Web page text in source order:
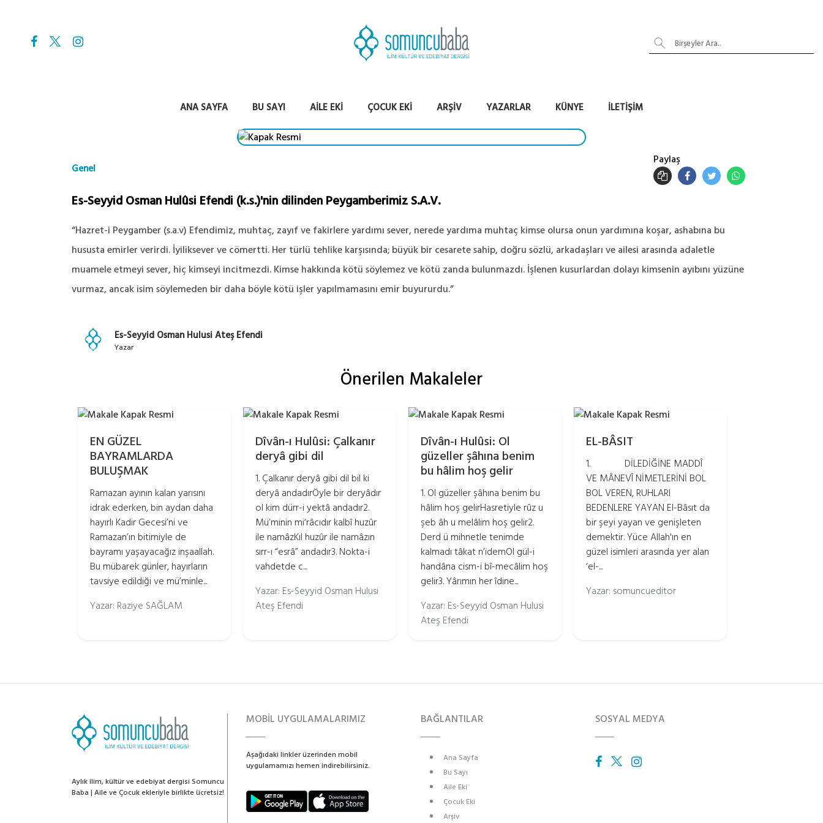
ANA SAYFA BU SAYI AILE EKI ÇOCUK EKI ARŞIV YAZARLAR KÜNYE İLETIŞIM
Genel
Paylaş
Es-Seyyid Osman Hulûsi Efendi (k.s.)'nin dilinden Peygamberimiz S.A.V.
“Hazret-i Peygamber (s.a.v) Efendimiz, muhtaç, zayıf ve fakirlere yardımı sever, nerede yardıma muhtaç kimse olursa onun yardımına koşar, ashabına bu
hususta emirler verirdi. İyiliksever ve cömertti. Her türlü tehlike karşısında; büyük bir cesarete sahip, doğru sözlü, arkadaşları ve ailesi arasında adaletle
muamele etmeyi sever, hiç kimseyi incitmezdi. Kimse hakkında kötü söylemez ve kötü zanda bulunmazdı. İşlenen kusurlardan dolayı kimsenin ayıbını yüzüne
vurmaz, ancak isim söylemeden bir daha böyle kötü işler yapılmamasını emir buyururdu.”
Es-Seyyid Osman Hulusi Ateş Efendi
Yazar
Önerilen Makaleler
EN GÜZEL
BAYRAMLARDA
BULUŞMAK
Ramazan ayının kalan yarısını
idrak ederken, bin aydan daha
hayırlı Kadir Gecesi’ni ve
Ramazan’ın bitimiyle de
bayramı yaşayacağız inşaallah.
Bu mübarek günler, hayırların
tavsiye edildiği ve mü’minle...
Yazar: Raziye SAĞLAM
Dîvân-ı Hulûsi: Çalkanır
deryâ gibi dil
1. Çalkanır deryâ gibi dil bil ki
deryâ andadırÖyle bir deryâdır
ol kim dürr-i yektâ andadır2.
Mü’minin mi‘râcıdır kalbî huzûr
ile namâzKıl huzûr ile namâzın
sırr-ı “esrâ” andadır3. Nokta-i
vahdetde c...
Yazar: Es-Seyyid Osman Hulusi
Ateş Efendi
Dîvân-ı Hulûsi: Ol
güzeller şâhına benim
bu hâlim hoş gelir
1. Ol güzeller şâhına benim bu
hâlim hoş gelirHasretiyle rûz u
şeb âh u melâlim hoş gelir2.
Derd ü mihnetle tenimde
kalmadı tâkat n’idemOl gül-i
handâna cism-i bî-mecâlim hoş
gelir3. Yârımın her îdine...
Yazar: Es-Seyyid Osman Hulusi
Ateş Efendi
EL-BÂSIT
1. DİLEDİĞİNE MADDÎ
VE MÂNEVÎ NİMETLERİNİ BOL
BOL VEREN, RUHLARI
BEDENLERE YAYAN El-Bâsıt da
bir şeyi yayan ve genişleten
demektir. Yüce Allah'ın en
güzel isimleri arasında yer alan
‘el-...
Yazar: somuncueditor
Aylık ilim, kültür ve edebiyat dergisi Somuncu
Baba | Aile ve Çocuk ekleriyle birlikte ücretsiz!
MOBİL UYGULAMALARIMIZ
Aşağıdaki linkler üzerinden mobil
uygulamamızı hemen indirebilirsiniz.
BAĞLANTILAR
Ana Sayfa
Bu Sayı
Aile Eki
Çocuk Eki
Arşiv
SOSYAL MEDYA